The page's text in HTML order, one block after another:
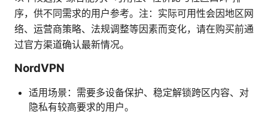
序，供不同需求的用户参考。注：实际可用性会因地区网
络、运营商策略、法规调整等因素而变化，请在购买前通
过官方渠道确认最新情况。
NordVPN
适用场景：需要多设备保护、稳定解锁跨区内容、对
隐私有较高要求的用户。